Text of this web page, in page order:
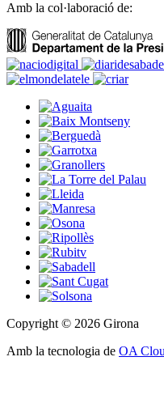
Amb la col·laboració de:
Copyright © 2026 Girona
Amb la tecnologia de OA